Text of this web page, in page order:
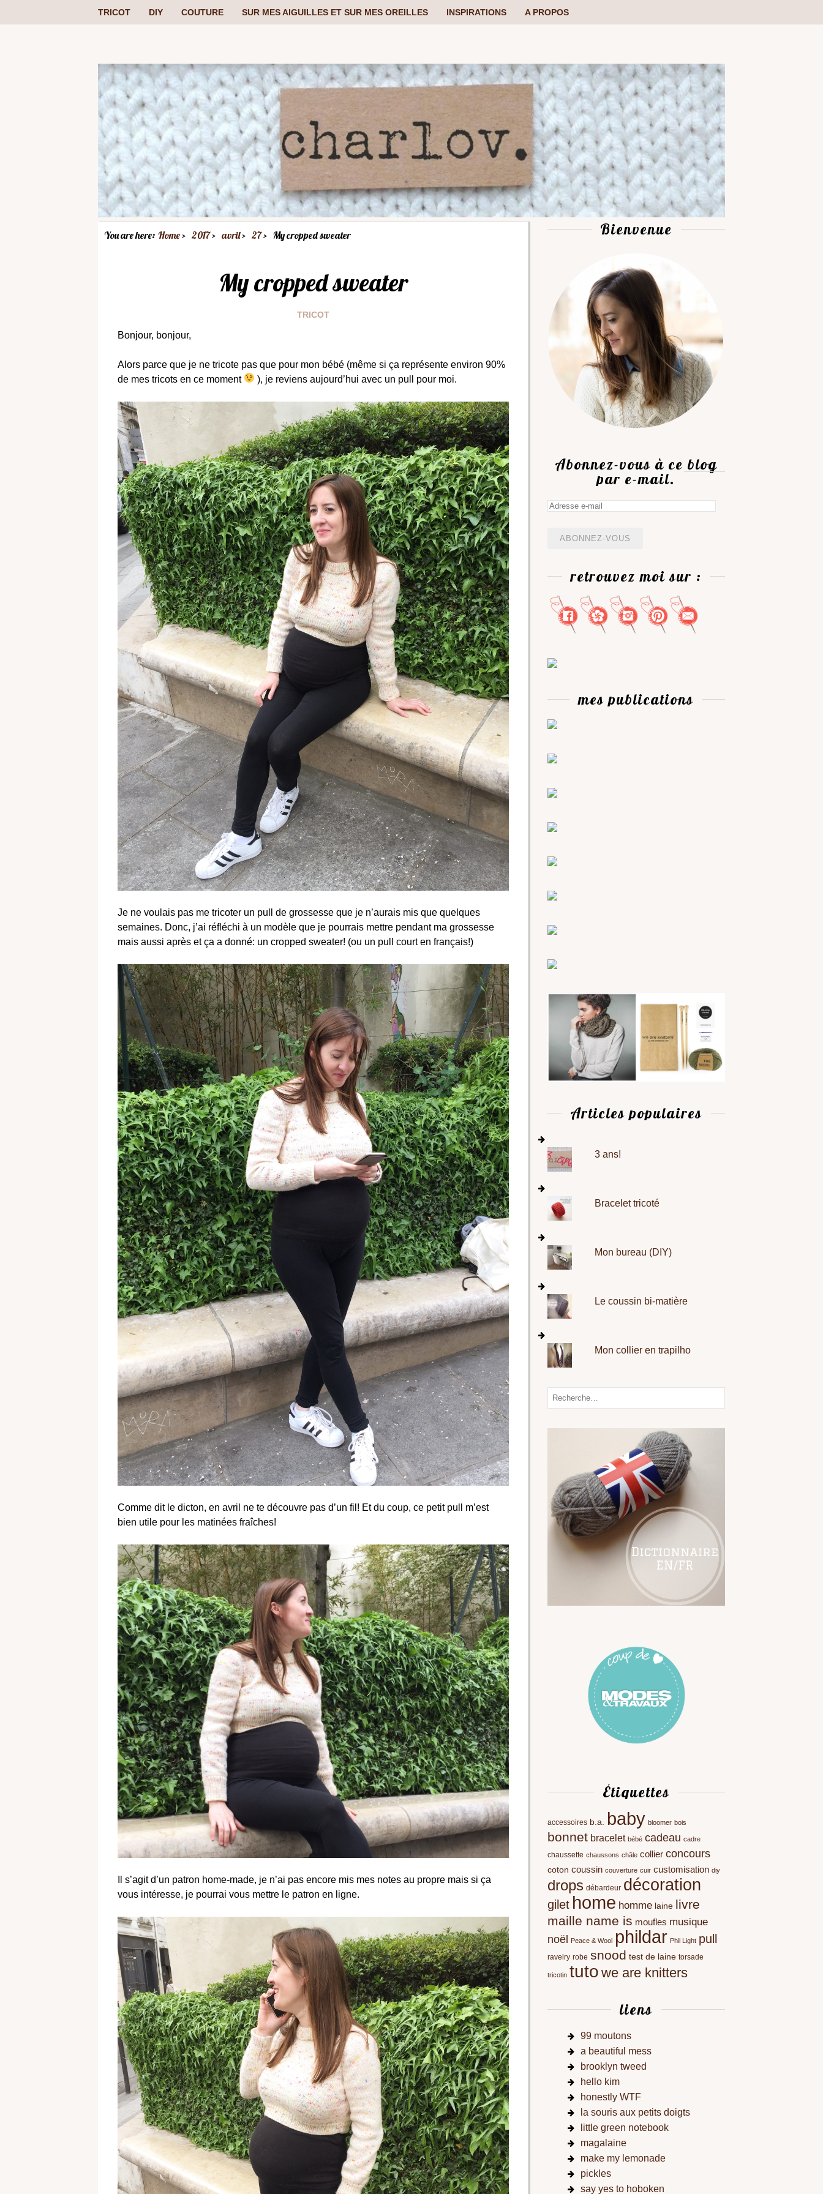
TRICOT DIY COUTURE SUR MES AIGUILLES ET SUR MES OREILLES INSPIRATIONS A PROPOS
You are here: Home 2017 avril 27 My cropped sweater
My cropped sweater
TRICOT
Bonjour, bonjour,
Alors parce que je ne tricote pas que pour mon bébé (même si ça représente environ 90%
de mes tricots en ce moment
), je reviens aujourd’hui avec un pull pour moi.
Je ne voulais pas me tricoter un pull de grossesse que je n’aurais mis que quelques
semaines. Donc, j’ai réfléchi à un modèle que je pourrais mettre pendant ma grossesse
mais aussi après et ça a donné: un cropped sweater! (ou un pull court en français!)
Comme dit le dicton, en avril ne te découvre pas d’un fil! Et du coup, ce petit pull m’est
bien utile pour les matinées fraîches!
Il s’agit d’un patron home-made, je n’ai pas encore mis mes notes au propre mais si ça
vous intéresse, je pourrai vous mettre le patron en ligne.
Bienvenue
Abonnez-vous à ce blog
par e-mail.
Adresse
mail
retrouvez moi sur :
mes publications
Articles populaires
3 ans!
Bracelet tricoté
Mon bureau (DIY)
Le coussin bi-matière
Mon collier en trapilho
Étiquettes
accessoires b.a. baby bloomer bois
bonnet bracelet bébé cadeau cadre
chaussette chaussons châle collier concours
coton coussin couverture cuir customisation diy
drops débardeur décoration
gilet home homme laine livre
maille name is moufles musique
noël Peace & Wool phildar Phil Light pull
ravelry robe snood test de laine torsade
tricotin tuto we are knitters
liens
99 moutons
a beautiful mess
brooklyn tweed
hello kim
honestly WTF
la souris aux petits doigts
little green notebook
magalaine
make my lemonade
pickles
say yes to hoboken